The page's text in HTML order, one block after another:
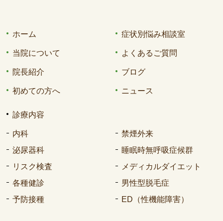
ホーム
当院について
院長紹介
初めての方へ
症状別悩み相談室
よくあるご質問
ブログ
ニュース
診療内容
内科
泌尿器科
リスク検査
各種健診
予防接種
禁煙外来
睡眠時無呼吸症候群
メディカルダイエット
男性型脱毛症
ED（性機能障害）